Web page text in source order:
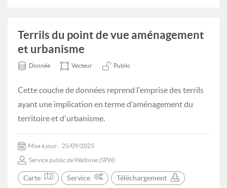
Terrils du point de vue aménagement
et urbanisme
Donnée Vecteur Public
Cette couche de données reprend l'emprise des terrils
ayant une implication en terme d'aménagement du
territoire et d'urbanisme.
Mise à jour: 25/09/2025
Service public de Wallonie (SPW)
Carte Service Téléchargement